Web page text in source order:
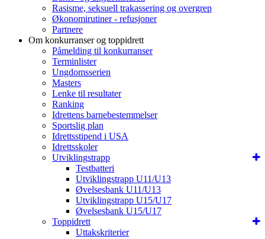
Rasisme, seksuell trakassering og overgrep
Økonomirutiner - refusjoner
Partnere
Om konkurranser og toppidrett
Påmelding til konkurranser
Terminlister
Ungdomsserien
Masters
Lenke til resultater
Ranking
Idrettens barnebestemmelser
Sportslig plan
Idrettsstipend i USA
Idrettsskoler
Utviklingstrapp
Testbatteri
Utviklingstrapp U11/U13
Øvelsesbank U11/U13
Utviklingstrapp U15/U17
Øvelsesbank U15/U17
Toppidrett
Uttakskriterier